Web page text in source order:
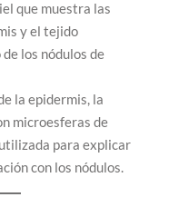
la epidermis, la
microesferas de
para explicar
con los nódulos.